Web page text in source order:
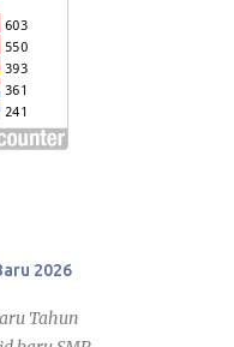
2026
Tahun